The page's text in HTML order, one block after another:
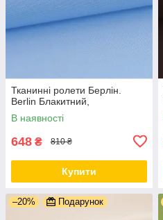
Тканинні ролети Берлін.
Berlin Блакитний,
В наявності
648 ₴ 810 ₴
Купити
–20% Подарунок